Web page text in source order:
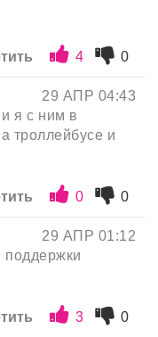
4 0
29 АПР 04:43
и я с ним в
троллейбусе и
0 0
29 АПР 01:12
поддержки
3 0